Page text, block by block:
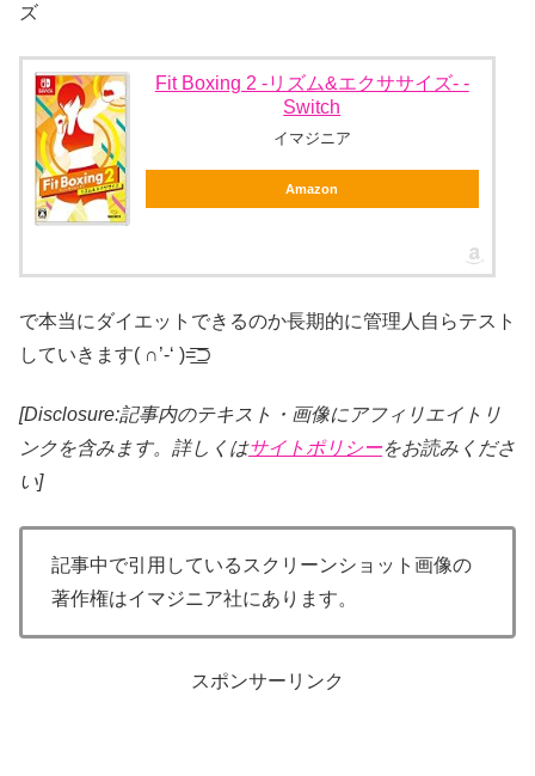
ズ
Fit Boxing 2 -リズム&エクササイズ- -
Switch
イマジニア
Amazon
で本当にダイエットできるのか長期的に管理人自らテスト
していきます( ∩’-‘ )=͟͟͞͞⊃
[Disclosure:記事内のテキスト・画像にアフィリエイトリ
ンクを含みます。詳しくはサイトポリシーをお読みくださ
い]
記事中で引用しているスクリーンショット画像の
著作権はイマジニア社にあります。
スポンサーリンク